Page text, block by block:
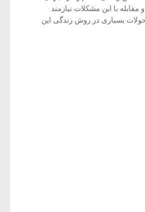
با این مشکلات نیازمند
بسیاری در روش زندگی این